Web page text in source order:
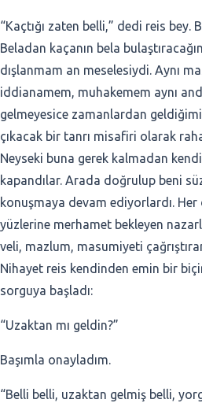
“Kaçtığı zaten belli,” dedi reis bey.
Beladan kaçanın bela
dışlanmam an meselesiydi. Aynı
iddianamem, muhakemem aynı
gelmeyesice zamanlardan
çıkacak bir tanrı misafiri olarak
Neyseki buna gerek kalmadan
kapandılar. Arada doğrulup beni
konuşmaya devam ediyorlardı. Her
yüzlerine merhamet bekleyen
veli, mazlum, masumiyeti
Nihayet reis kendinden emin bir
sorguya başladı:
“Uzaktan mı geldin?”
Başımla onayladım.
“Belli belli, uzaktan gelmiş belli,